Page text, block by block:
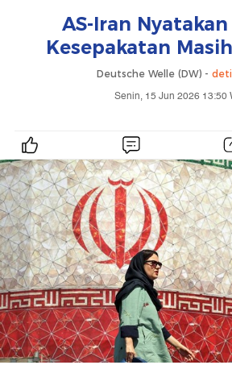
AS-Iran
Kesepakatan
Deutsche Welle (DW) -
Senin, 15 Jun 2026 13:50